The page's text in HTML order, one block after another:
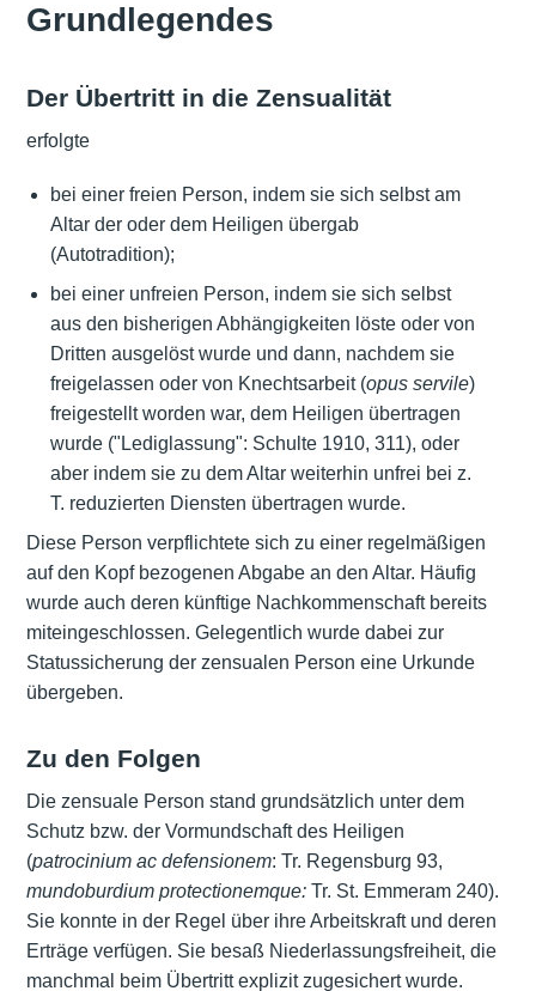
Grundlegendes
Der Übertritt in die Zensualität
erfolgte
bei einer freien Person, indem sie sich selbst am
Altar der oder dem Heiligen übergab
(Autotradition);
bei einer unfreien Person, indem sie sich selbst
aus den bisherigen Abhängigkeiten löste oder von
Dritten ausgelöst wurde und dann, nachdem sie
freigelassen oder von Knechtsarbeit (opus servile)
freigestellt worden war, dem Heiligen übertragen
wurde ("Lediglassung": Schulte 1910, 311), oder
aber indem sie zu dem Altar weiterhin unfrei bei z.
T. reduzierten Diensten übertragen wurde.
Diese Person verpflichtete sich zu einer regelmäßigen
auf den Kopf bezogenen Abgabe an den Altar. Häufig
wurde auch deren künftige Nachkommenschaft bereits
miteingeschlossen. Gelegentlich wurde dabei zur
Statussicherung der zensualen Person eine Urkunde
übergeben.
Zu den Folgen
Die zensuale Person stand grundsätzlich unter dem
Schutz bzw. der Vormundschaft des Heiligen
(patrocinium ac defensionem: Tr. Regensburg 93,
mundoburdium protectionemque:Tr. St. Emmeram 240).
Sie konnte in der Regel über ihre Arbeitskraft und deren
Erträge verfügen. Sie besaß Niederlassungsfreiheit, die
manchmal beim Übertritt explizit zugesichert wurde.